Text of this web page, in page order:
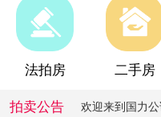
法拍房 二手房
拍卖公告
欢迎来到国力
欢迎来到国力
欢迎来到国力